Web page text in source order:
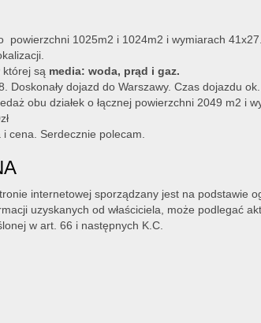
powierzchni 1025m2 i 1024m2 i wymiarach 41x27.
są media: woda, prąd i gaz.
Doskonały dojazd do Warszawy. Czas dojazdu ok.
obu działek o łącznej powierzchni 2049 m2 i
cena. Serdecznie polecam.
internetowej sporządzany jest na podstawie
uzyskanych od właściciela, może podlegać
w art. 66 i następnych K.C.